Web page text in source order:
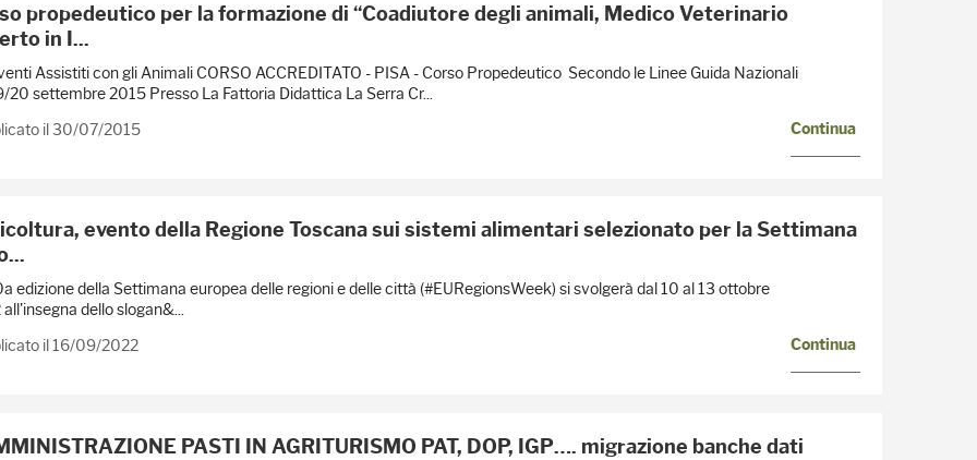
propedeutico per la formazione di “Coadiutore degli animali, Medico Veterinario
in I...
Assistiti con gli Animali CORSO ACCREDITATO - PISA - Corso Propedeutico Secondo le Linee Guida Nazionali
20 settembre 2015 Presso La Fattoria Didattica La Serra Cr...
il 30/07/2015
Continua
evento della Regione Toscana sui sistemi alimentari selezionato per la Settimana
edizione della Settimana europea delle regioni e delle città (#EURegionsWeek) si svolgerà dal 10 al 13 ottobre
dello slogan&...
il 16/09/2022
Continua
PASTI IN AGRITURISMO PAT, DOP, IGP…. migrazione banche dati